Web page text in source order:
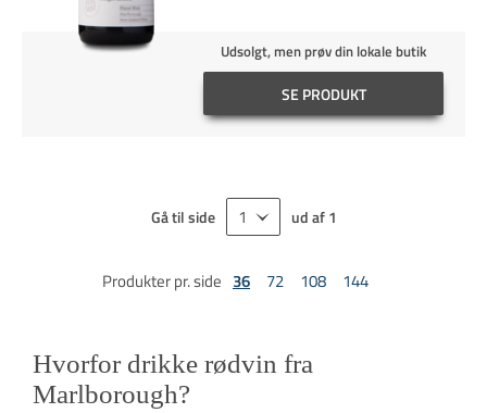
Udsolgt, men prøv din lokale butik
SE PRODUKT
Gå til side ud af 1
Produkter pr. side 36 72 108 144
Hvorfor drikke rødvin fra
Marlborough?